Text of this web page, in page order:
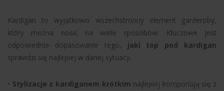
Kardigan to wyjątkowo wszechstronny element garderoby,
który można nosić na wiele sposobów. Kluczowe jest
odpowiednie dopasowanie tego, jaki top pod kardigan
sprawdzi się najlepiej w danej sytuacji.
• Stylizacje z kardiganem krótkim najlepiej komponują się z